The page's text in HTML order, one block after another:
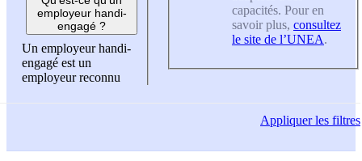
employeur handi-
engagé ?
Un employeur handi-
engagé est un
employeur reconnu
capacités. Pour en
savoir plus, consultez
le site de l’UNEA.
Appliquerles filtres